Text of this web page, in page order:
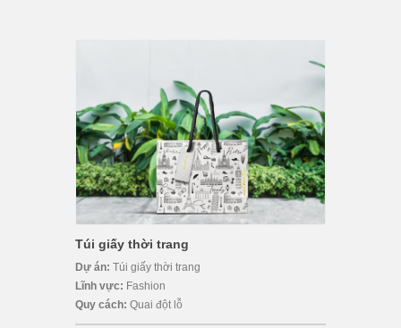
Túi giấy thời trang
Dự án: Túi giấy thời trang
Lĩnh vực: Fashion
Quy cách: Quai đột lỗ